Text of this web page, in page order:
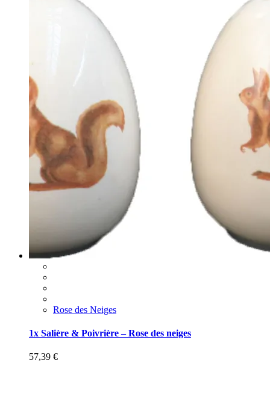
Rose des Neiges
1x Salière & Poivrière – Rose des neiges
57,39 €